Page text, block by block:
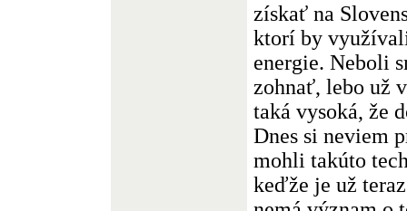
získať na
ktorí by
energie. Neboli
zohnať, lebo už
taká vysoká, že
Dnes si neviem
mohli takúto
keďže je už